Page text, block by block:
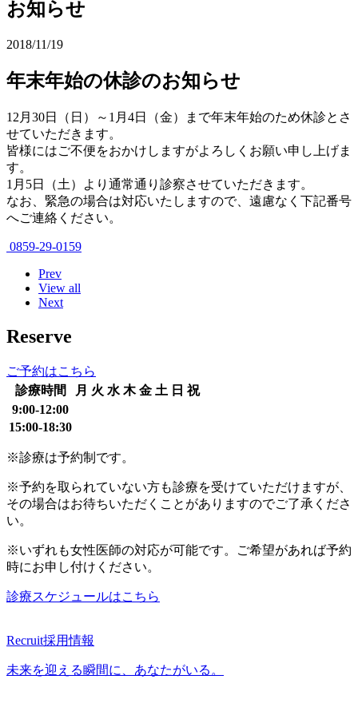
お知らせ
2018/11/19
年末年始の休診のお知らせ
12月30日（日）～1月4日（金）まで年末年始のため休診とさ
せていただきます。
皆様にはご不便をおかけしますがよろしくお願い申し上げま
す。
1月5日（土）より通常通り診察させていただきます。
なお、緊急の場合は対応いたしますので、遠慮なく下記番号
へご連絡ください。
0859-29-0159
Prev
View all
Next
Reserve
ご予約はこちら
診療時間
月 火 水 木 金 土 日 祝
9:00-12:00
15:00-18:30
※診療は予約制です。
※予約を取られていない方も診療を受けていただけますが、
その場合はお待ちいただくことがありますのでご了承くださ
い。
※いずれも女性医師の対応が可能です。ご希望があれば予約
時にお申し付けください。
診療スケジュールはこちら
Recruit採用情報
未来を迎える瞬間に、あなたがいる。